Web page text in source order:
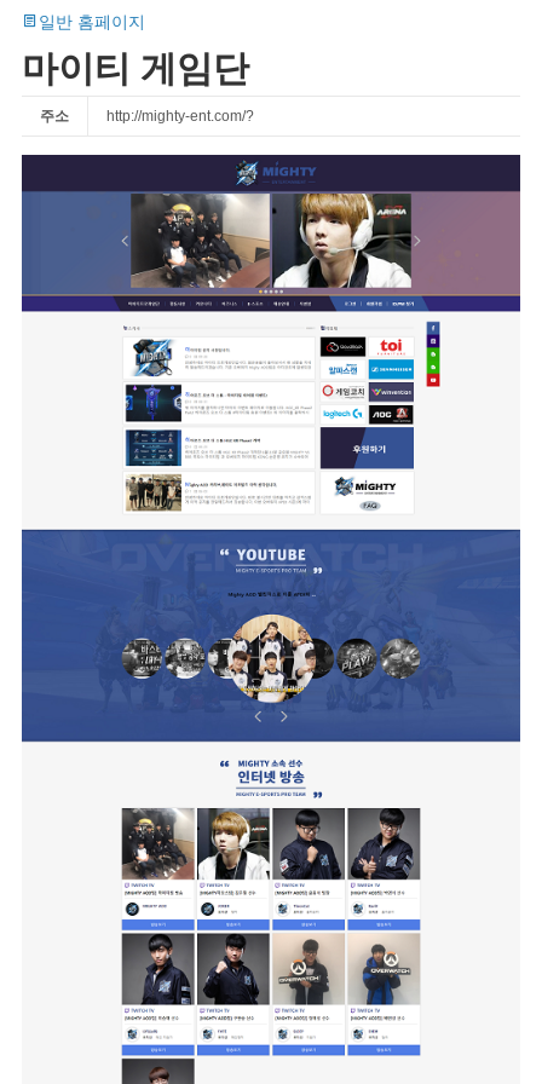
일반 홈페이지
마이티 게임단
주소 http://mighty-ent.com/?